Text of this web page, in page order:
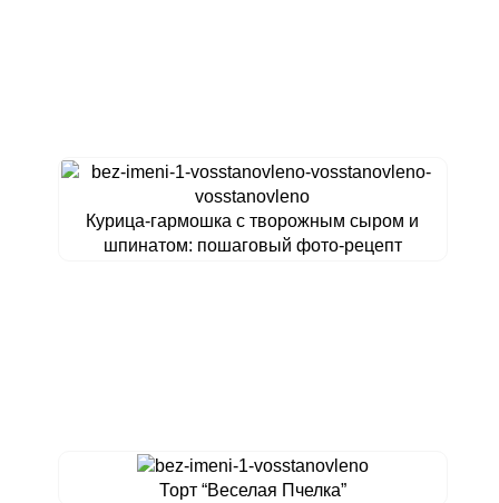
Курица-гармошка с творожным сыром и
шпинатом: пошаговый фото-рецепт
Торт “Веселая Пчелка”